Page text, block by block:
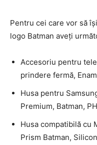
Pentru cei care vor să
logo Batman aveţi
Accesoriu pentru
prindere fermă,
Husa pentru
Premium, Batman,
Husa compatibilă cu
Prism Batman,